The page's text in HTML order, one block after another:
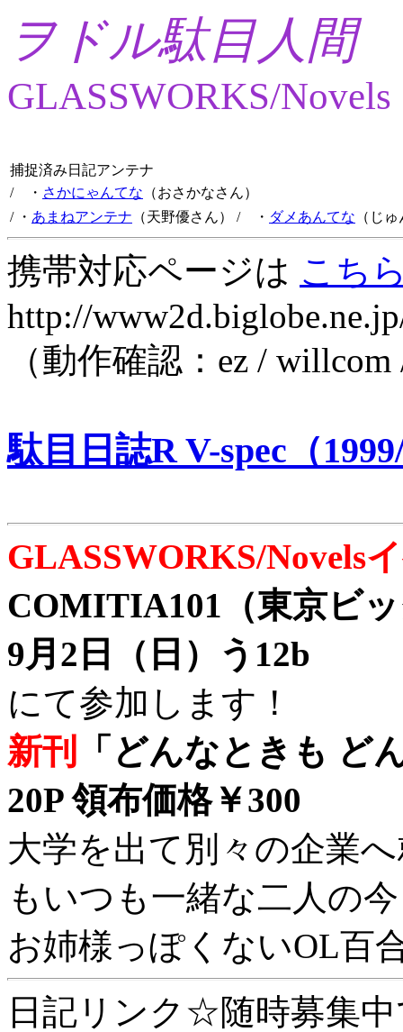
ヲドル駄目人間
GLASSWORKS/Novels
捕捉済み日記アンテナ
/ ・ さかにゃんてな （おさかなさん）
/ ・ あまねアンテナ （天野優さん） / ・ ダメあんてな （じ
携帯対応ページは こち
http://
（動作確認：ez /
駄目日誌R V-spec（
GLASSWORKS/Novels
COMITIA101（東京ビ
9月2日（日）う12b
にて参加します！
新刊
「どんなときも ど
20P 領布価格￥300
大学を出て別々の企業
もいつも一緒な二人の
お姉様っぽくないOL百
日記リンク☆随時募集